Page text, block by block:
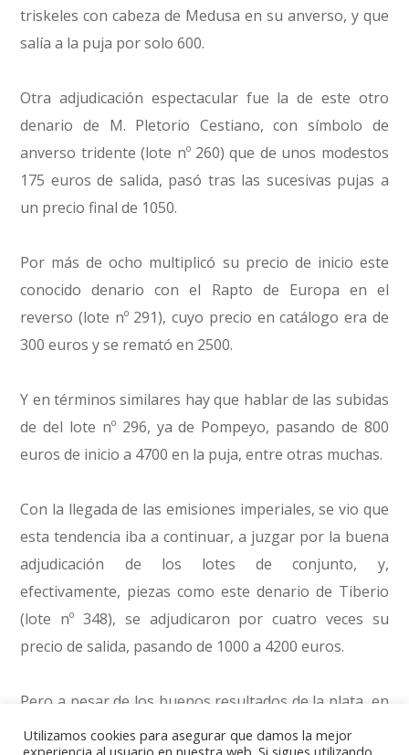
triskeles con cabeza de Medusa en su anverso, y que
salía a la puja por solo 600.
Otra adjudicación espectacular fue la de este otro
denario de M. Pletorio Cestiano, con símbolo de
anverso tridente (lote nº 260) que de unos modestos
175 euros de salida, pasó tras las sucesivas pujas a
un precio final de 1050.
Por más de ocho multiplicó su precio de inicio este
conocido denario con el Rapto de Europa en el
reverso (lote nº 291), cuyo precio en catálogo era de
300 euros y se remató en 2500.
Y en términos similares hay que hablar de las subidas
de del lote nº 296, ya de Pompeyo, pasando de 800
euros de inicio a 4700 en la puja, entre otras muchas.
Con la llegada de las emisiones imperiales, se vio que
esta tendencia iba a continuar, a juzgar por la buena
adjudicación de los lotes de conjunto, y,
efectivamente, piezas como este denario de Tiberio
(lote nº 348), se adjudicaron por cuatro veces su
precio de salida, pasando de 1000 a 4200 euros.
Pero a pesar de los buenos resultados de la plata, en
el Imperio las piezas de oro son imbatibles. Este
Utilizamos cookies para asegurar que damos la mejor
experiencia al usuario en nuestra web. Si sigues utilizando